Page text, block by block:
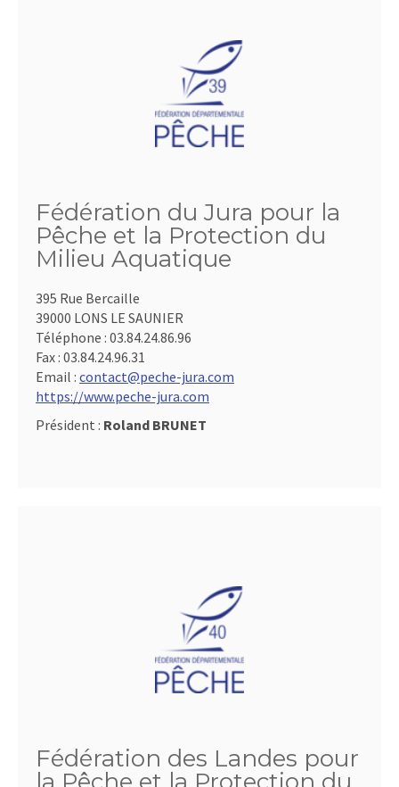
Fédération du Jura pour la
Pêche et la Protection du
Milieu Aquatique
395 Rue Bercaille
39000 LONS LE SAUNIER
Téléphone : 03.84.24.86.96
Fax : 03.84.24.96.31
Email : contact@peche-jura.com
https://www.peche-jura.com
Président : Roland BRUNET
Fédération des Landes pour